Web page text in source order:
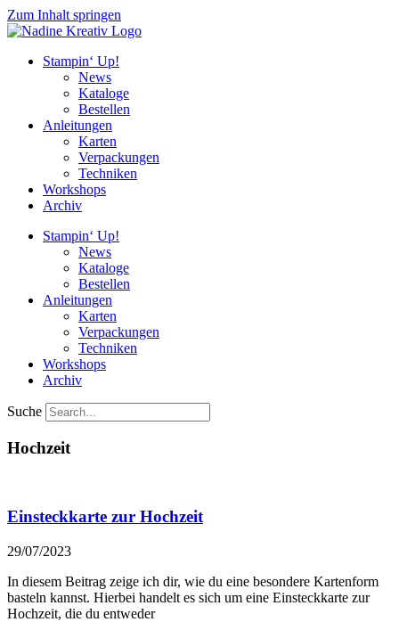
Zum Inhalt springen
Stampin‘ Up!
News
Kataloge
Bestellen
Anleitungen
Karten
Verpackungen
Techniken
Workshops
Archiv
Stampin‘ Up!
News
Kataloge
Bestellen
Anleitungen
Karten
Verpackungen
Techniken
Workshops
Archiv
Suche
Hochzeit
Einsteckkarte zur Hochzeit
29/07/2023
In diesem Beitrag zeige ich dir, wie du eine besondere Kartenform
basteln kannst. Hierbei handelt es sich um eine Einsteckkarte zur
Hochzeit, die du entweder